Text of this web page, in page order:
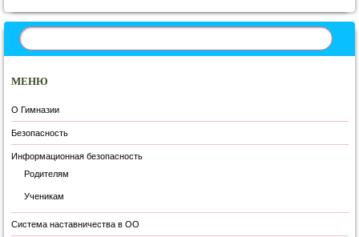
МЕНЮ
О Гимназии
Безопасность
Информационная безопасность
Родителям
Ученикам
Система наставничества в ОО